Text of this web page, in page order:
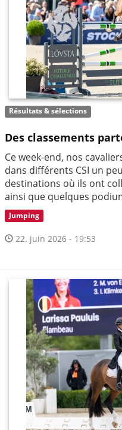
Résultats & sélections
Des classements
Ce week-end, nos
dans différents CSI un
destinations où ils ont
ainsi que quelques
Jumping
22. juin 2026 - 19:53